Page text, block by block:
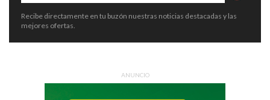
Recibe directamente en tu buzón nuestras noticias destacadas y las
mejores ofertas.
ANUNCIO